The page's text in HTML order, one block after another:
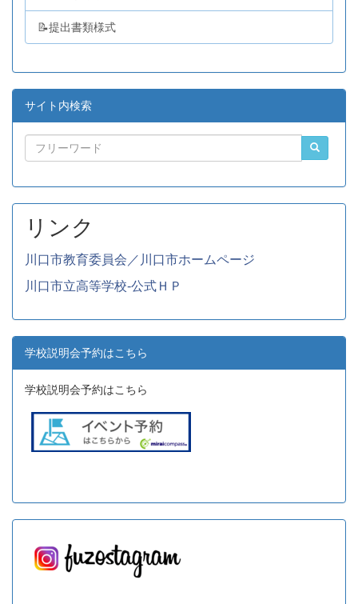
📝提出書類様式
サイト内検索
リンク
川口市教育委員会／川口市ホームページ
川口市立高等学校-公式ＨＰ
学校説明会予約はこちら
学校説明会予約はこちら